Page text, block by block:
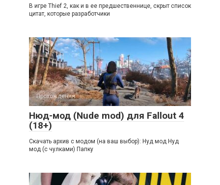
В игре Thief 2, как и в ее предшественнице, скрыт список
цитат, которые разработчики
Прохождения
Нюд-мод (Nude mod) для Fallout 4
(18+)
Скачать архив с модом (на ваш выбор): Нуд мод Нуд
мод (с чулками) Папку